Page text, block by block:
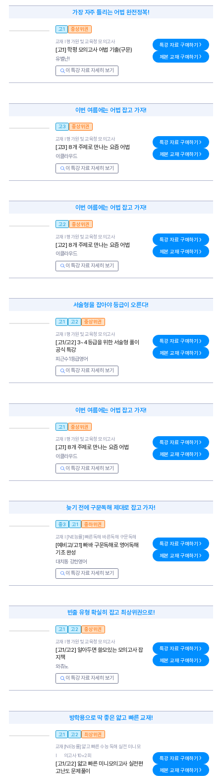
가장 자주 틀리는 어법 완전정복!
고1 중상위권
교재 l평가원 및 교육청 모의고사
[고1] 학평 모의고사 어법 기출(구문)
유별난!
이 특강 자료 자세히 보기
특강 자료 구매하기
제본 교재 구매하기
이번 여름에는 어법 잡고 가자!
고3 중상위권
교재 l평가원 및 교육청 모의고사
[고3] 8개 주제로 만나는 요즘 어법
이클라우드
이 특강 자료 자세히 보기
특강 자료 구매하기
제본 교재 구매하기
이번 여름에는 어법 잡고 가자!
고2 중상위권
교재 l평가원 및 교육청 모의고사
[고2] 8개 주제로 만나는 요즘 어법
이클라우드
이 특강 자료 자세히 보기
특강 자료 구매하기
제본 교재 구매하기
서술형을 잡아야 등급이 오른다!
고1 고2 중상위권
교재 l평가원 및 교육청 모의고사
[고1/고2] 3~4등급을 위한 서술형 풀이
공식 특강
피근수1등급영어
이 특강 자료 자세히 보기
특강 자료 구매하기
제본 교재 구매하기
이번 여름에는 어법 잡고 가자!
고1 중상위권
교재 l평가원 및 교육청 모의고사
[고1] 8개 주제로 만나는 요즘 어법
이클라우드
이 특강 자료 자세히 보기
특강 자료 구매하기
제본 교재 구매하기
늦기 전에 구문독해 제대로 잡고 가자!
중3 고1 중하위권
교재 l [NE능률] 빠른독해 바른독해 구문독해
[예비고/고1] 빠바 구문독해로 영어독해
기초 완성
대치동 강한영어
이 특강 자료 자세히 보기
특강 자료 구매하기
제본 교재 구매하기
빈출 유형 확실히 잡고 최상위권으로!
고1 고2 중상위권
교재 l평가원 및 교육청 모의고사
[고1/고2] 알아두면 쓸모있는 모의고사 잡
지책
와츄노
이 특강 자료 자세히 보기
특강 자료 구매하기
제본 교재 구매하기
방학용으로 딱 좋은 얇고 빠른 교재!
고1 고2 최상위권
교재 [NE능률] 얇고 빠른 수능 독해 실전 미니 모
의고사 10+2회
[고1/고2] 얇고 빠른 미니모의고사 실전편
고난도 문제풀이
특강 자료 구매하기
제본 교재 구매하기